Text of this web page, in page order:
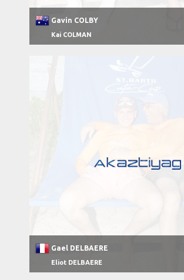
Gavin COLBY
Kai COLMAN
Gael DELBAERE
Eliot DELBAERE